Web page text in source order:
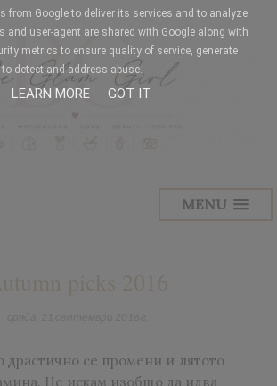
MENU
се промени и лятото
Не искам изобщо да идва
from Google to deliver its services and to analyze
and user-agent are shared with Google along with
metrics to ensure quality of service, generate
detect and address abuse.
LEARN MORE GOT IT